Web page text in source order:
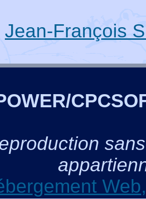
Jean-François